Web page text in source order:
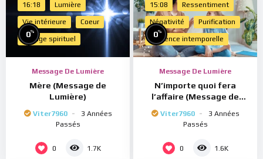
16:18 Lumière
Vie intérieure Coeur
Voyage spirituel
0%
Message De Lumière
Mère (Message de
Lumière)
Viter7960
3 Années
Passés
0 1.7K
15:08 Ressentiment
Négativité Purification
Présence intemporelle
0%
Message De Lumière
N’importe quoi fera
l’affaire (Message de
Viter7960
3 Années
Passés
0 1.6K